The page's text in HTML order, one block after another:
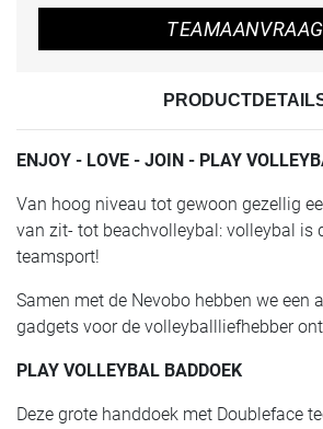
TEAMAANVRAAG
ENJOY - LOVE - JOIN - PLAY
Van hoog niveau tot gewoon gezellig
van zit- tot beachvolleybal: volleybal is
teamsport!
Samen met de Nevobo hebben we een
gadgets voor de volleyballliefhebber
PLAY VOLLEYBAL BADDOEK
Deze grote handdoek met Doubleface